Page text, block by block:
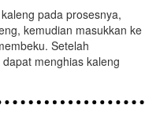
pada prosesnya,
kemudian masukkan ke
Setelah
menghias kaleng